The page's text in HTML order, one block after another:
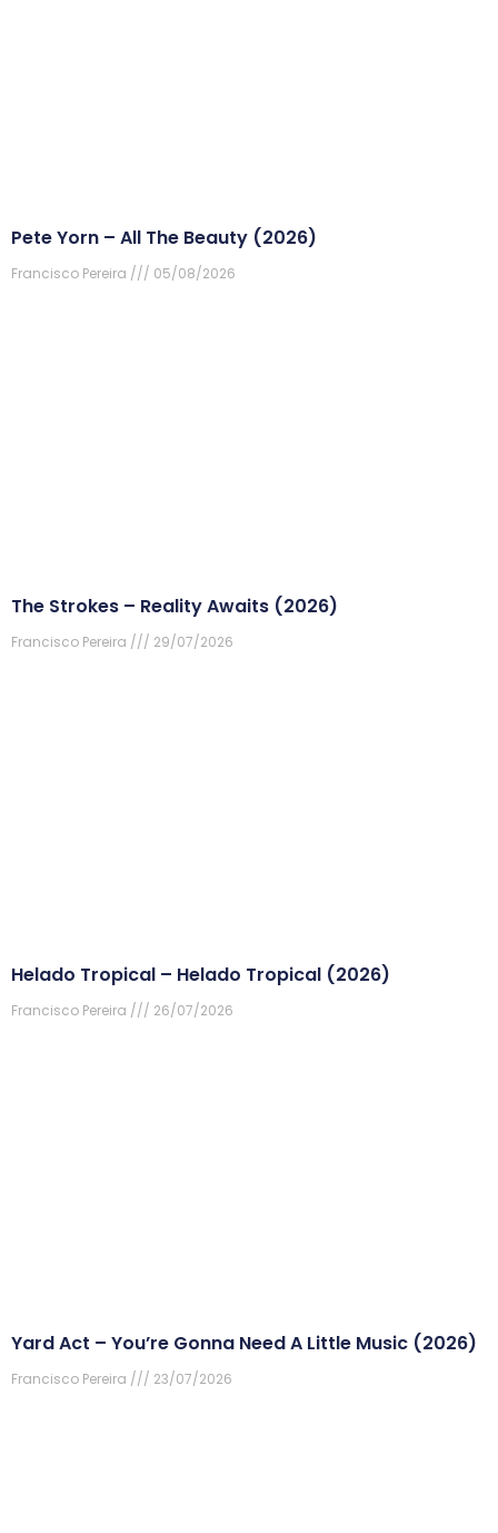
Pete Yorn – All The Beauty (2026)
Francisco Pereira 05/08/2026
The Strokes – Reality Awaits (2026)
Francisco Pereira 29/07/2026
Helado Tropical – Helado Tropical (2026)
Francisco Pereira 26/07/2026
Yard Act – You’re Gonna Need A Little Music (2026)
Francisco Pereira 23/07/2026